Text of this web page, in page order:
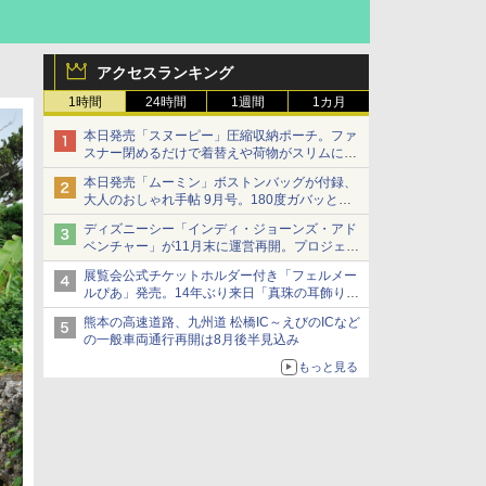
アクセスランキング
1時間 24時間 1週間 1カ月
本日発売「スヌーピー」圧縮収納ポーチ。ファ
スナー閉めるだけで着替えや荷物がスリムにま
とまる
本日発売「ムーミン」ボストンバッグが付録、
大人のおしゃれ手帖 9月号。180度ガバッと開
いて大容量
ディズニーシー「インディ・ジョーンズ・アド
ベンチャー」が11月末に運営再開。プロジェク
ションマッピングを追加、DPAは1500円
展覧会公式チケットホルダー付き「フェルメー
ルぴあ」発売。14年ぶり来日「真珠の耳飾りの
少女」ほか37作品のガイド
熊本の高速道路、九州道 松橋IC～えびのICなど
の一般車両通行再開は8月後半見込み
もっと見る